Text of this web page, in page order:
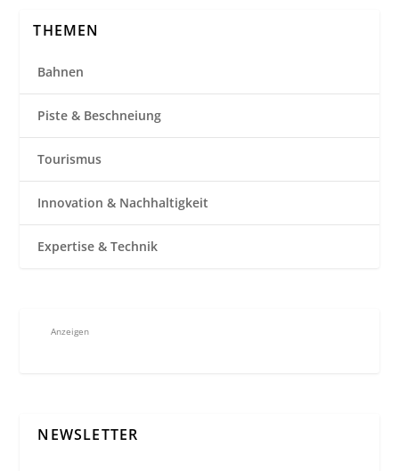
THEMEN
Bahnen
Piste & Beschneiung
Tourismus
Innovation & Nachhaltigkeit
Expertise & Technik
Anzeigen
NEWSLETTER